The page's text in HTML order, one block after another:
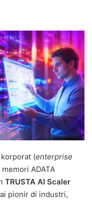
(enterprise
ADATA
TRUSTA AI Scaler
pionir di industri,